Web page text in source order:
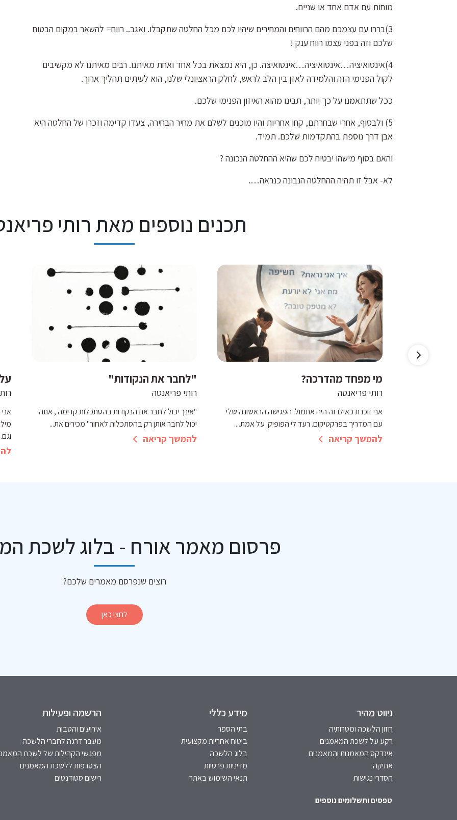
מוחות עם אדם אחד או שניים.
3)בררו עם עצמכם מהם הרווחים והמחירים שיהיו לכם מכל החלטה שתקבלו. ואגב.. רווח= להשאר במקום הבטוח
שלכם וזה בפני עצמו רווח ענק !
4)אינטואיציה…אינטואיציה…אינטואיצה. כן, היא נמצאת בכל אחד ואחת מאיתנו. רבים מאיתנו לא מקשיבים
לקול הפנימי הזה והלמידה לאזן בין הלב לראש, לחלק הראציונלי שלנו, הוא לעיתים תהליך ארוך.
ככל שתתאמנו על כך יותר, תבינו מהוא האיזון הפנימי שלכם.
5) ולבסוף, אחרי שבחרתם, קחו אחריות והיו מוכנים לשלם את מחיר הבחירה, צעדו קדימה וזכרו של החלטה היא
אבן דרך נוספת בהתקדמות שלכם. תמיד.
והאם בסוף מישהו יבטיח לכם שהיא ההחלטה הנכונה ?
לא- אבל זו תהיה ההחלטה הנבונה כנראה….
תכנים נוספים מאת רותי
מי מפחד מהדרכה?
רותי פריאנטה
אני זוכרת כאילו זה היה אתמול. הפגישה הראשונה שלי
עם המדריך בפרקטיקום. רעד לי הפופיק. על אמת....
להמשך קריאה
"לחבר את הנקודות"
רותי פריאנטה
"אינך יכול לחבר את הנקודות בהסתכלות קדימה , אתה
יכול לחבר אותן רק בהסתכלות לאחור" מכירים את...
להמשך קריאה
פרסום מאמר אורח - בלוג לשכת
רוצים שנפרסם מאמרים שלכם?
לחצו כאן
ניווט מהיר
חזון הלשכה ומטרותיה
רקע על לשכת המאמנים
אינדקס המאמנות והמאמנים
אתיקה
הסדרי נגישות
מידע כללי
בתי הספר
ביטוח אחריות מקצועית
בלוג הלשכה
מדיניות פרטיות
תנאי השימוש באתר
הרשמה ופעילות
אירועים והטבות
מעבר דרגה לחברי הלשכה
מפגשי הקהילות של לשכת
הצטרפות ללשכת המאמנים
רישום סטודנטים
טפסים ותשלומים נוספים